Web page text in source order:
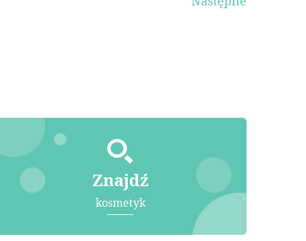
Znajdź
kosmetyk